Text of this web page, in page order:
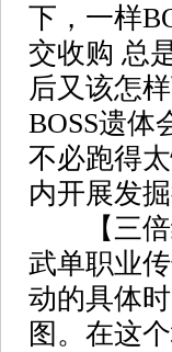
下，一样
交收购 总
后又该怎
BOSS遗体
不必跑得
内开展发
【三倍练
武单职业
动的具体
图。在这